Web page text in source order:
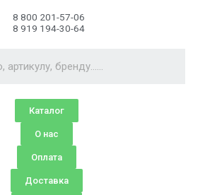
8 800 201-57-06
8 919 194-30-64
Каталог
О нас
Оплата
Доставка